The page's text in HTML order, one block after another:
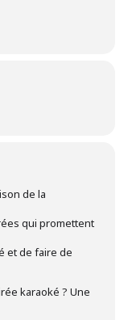
de la
qui promettent
et de faire de
karaoké ? Une